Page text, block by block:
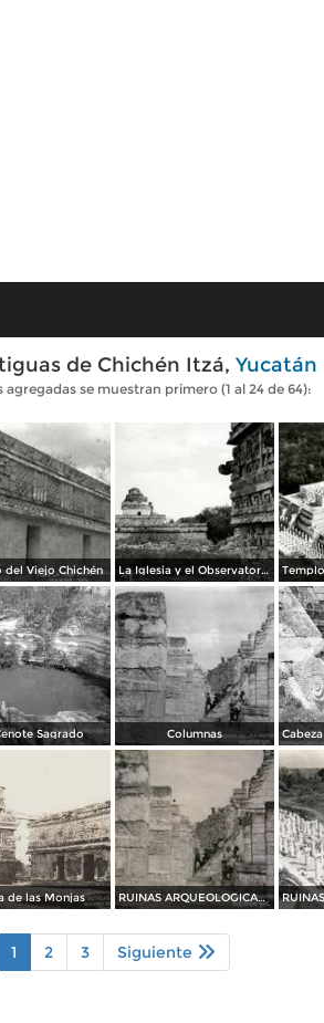
de Chichén Itzá, Yucatán
se muestran primero (1 al 24 de 64):
del Viejo Chichén La Iglesia y el Observatorio
Sagrado Columnas
de las Monjas RUINAS ARQUEOLOGICAS Las Columnas
1 2 3 Siguiente